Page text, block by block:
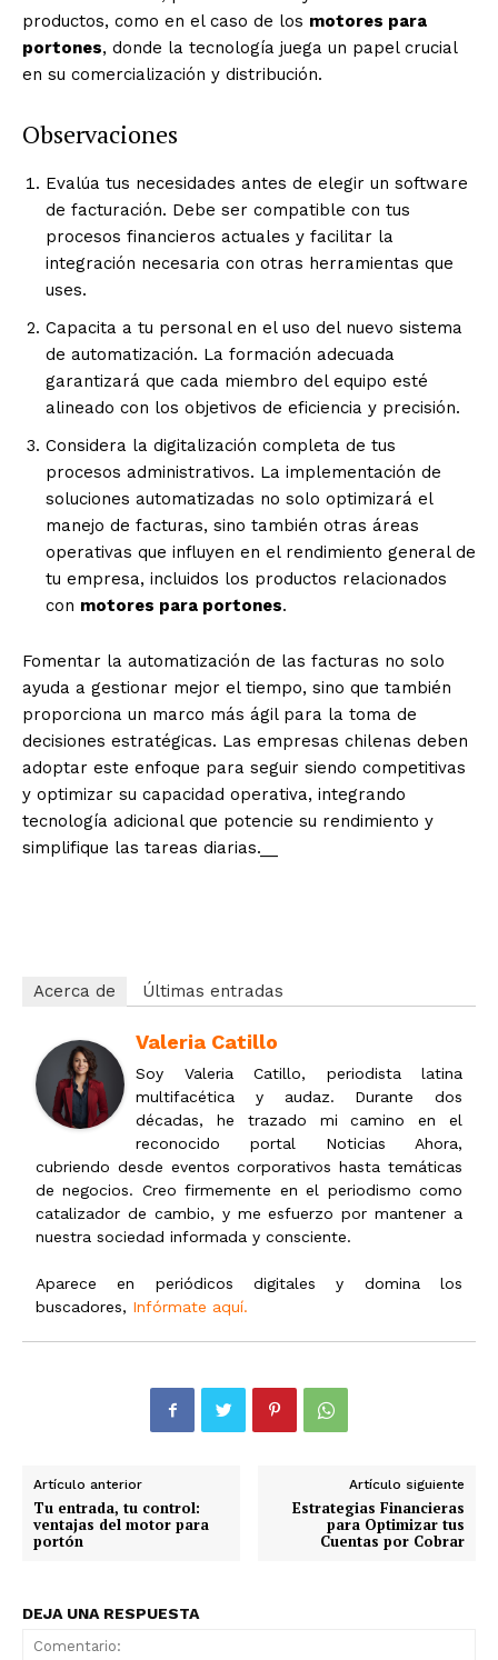
productos, como en el caso de los motores para
portones, donde la tecnología juega un papel crucial
en su comercialización y distribución.
Observaciones
Evalúa tus necesidades antes de elegir un software
de facturación. Debe ser compatible con tus
procesos financieros actuales y facilitar la
integración necesaria con otras herramientas que
uses.
Capacita a tu personal en el uso del nuevo sistema
de automatización. La formación adecuada
garantizará que cada miembro del equipo esté
alineado con los objetivos de eficiencia y precisión.
Considera la digitalización completa de tus
procesos administrativos. La implementación de
soluciones automatizadas no solo optimizará el
manejo de facturas, sino también otras áreas
operativas que influyen en el rendimiento general de
tu empresa, incluidos los productos relacionados
con motores para portones.
Fomentar la automatización de las facturas no solo
ayuda a gestionar mejor el tiempo, sino que también
proporciona un marco más ágil para la toma de
decisiones estratégicas. Las empresas chilenas deben
adoptar este enfoque para seguir siendo competitivas
y optimizar su capacidad operativa, integrando
tecnología adicional que potencie su rendimiento y
simplifique las tareas diarias._
Acerca de Últimas entradas
Valeria Catillo
Soy Valeria Catillo, periodista latina
multifacética y audaz. Durante dos
décadas, he trazado mi camino en el
reconocido portal Noticias Ahora,
cubriendo desde eventos corporativos hasta temáticas
de negocios. Creo firmemente en el periodismo como
catalizador de cambio, y me esfuerzo por mantener a
nuestra sociedad informada y consciente.
Aparece en periódicos digitales y domina los
buscadores, Infórmate aquí.
Artículo anterior
Tu entrada, tu control:
ventajas del motor para
portón
Artículo siguiente
Estrategias Financieras
para Optimizar tus
Cuentas por Cobrar
DEJA UNA RESPUESTA